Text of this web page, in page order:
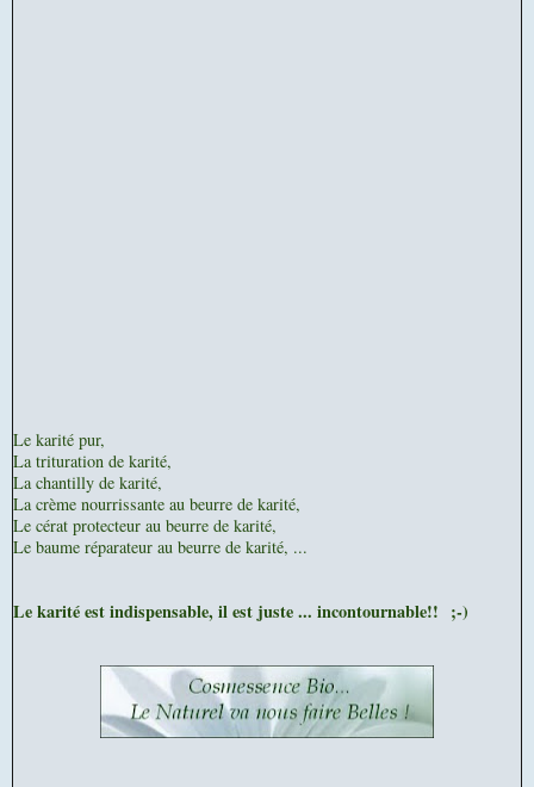
Le karité pur,
La trituration de karité,
La chantilly de karité,
La crème nourrissante au beurre de karité,
Le cérat protecteur au beurre de karité,
Le baume réparateur au beurre de karité, ...
Le karité est indispensable, il est juste ... incontournable!! ;-)